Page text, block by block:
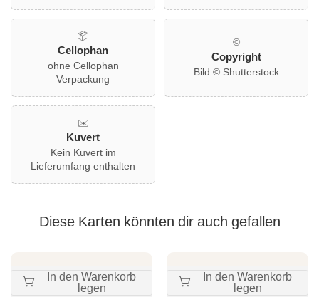
📦
Cellophan
ohne Cellophan
Verpackung
©
Copyright
Bild © Shutterstock
✉️
Kuvert
Kein Kuvert im
Lieferumfang enthalten
Diese Karten könnten dir auch gefallen
In den Warenkorb
legen
In den Warenkorb
legen